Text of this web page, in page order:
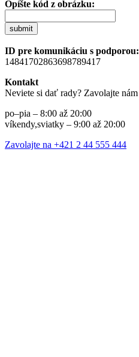
Opíšte kód z obrázku:
submit
ID pre komunikáciu s podporou:
14841702863698789417
Kontakt
Neviete si dať rady? Zavolajte nám
po–pia – 8:00 až 20:00
víkendy,sviatky – 9:00 až 20:00
Zavolajte na +421 2 44 555 444